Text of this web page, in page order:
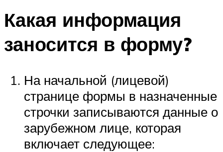
Какая информация
заносится в форму?
На начальной (лицевой)
странице формы в назначенные
строчки записываются данные о
зарубежном лице, которая
включает следующее: